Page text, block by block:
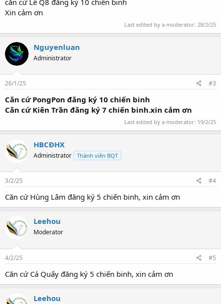
căn cứ Lễ Q8 đăng ký 10 chiến binh
Xin cảm ơn
Last edited by a moderator: 28/2/25
Nguyenluan
Administrator
26/1/25 #3
Căn cứ PongPon đăng ký 10 chiến binh
Căn cứ Kiên Trần đăng ký 7 chiến binh.xin cảm ơn
Last edited by a moderator: 19/2/25
HBCĐHX
Administrator Thành viên BQT
3/2/25 #4
Căn cứ Hùng Lâm đăng ký 5 chiến binh, xin cảm ơn
Leehou
Moderator
4/2/25 #5
Căn cứ Cá Quấy đăng ký 5 chiến binh, xin cảm ơn
Leehou